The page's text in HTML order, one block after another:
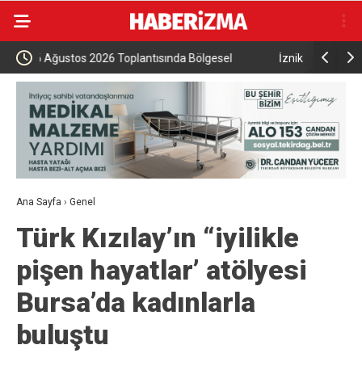
İznik Gölü’ne düşen genç hayatını kaybetti,
gözyaşlarıyla toprağa verildi
Aile ve
Ana Sayfa › Genel
Türk Kızılay’ın “iyilikle
pişen hayatlar’ atölyesi
Bursa’da kadınlarla
buluştu